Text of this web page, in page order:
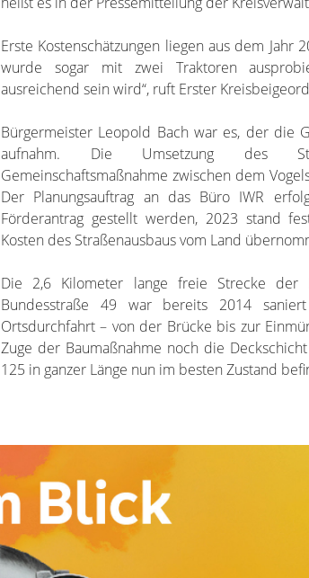
Erste Kostenschätzungen liegen aus dem Jahr
wurde sogar mit zwei Traktoren
ausreichend sein wird“, ruft Erster
Bürgermeister Leopold Bach war es, der die
aufnahm. Die Umsetzung des
Gemeinschaftsmaßnahme zwischen dem
Der Planungsauftrag an das Büro IWR
Förderantrag gestellt werden, 2023 stand
Kosten des Straßenausbaus vom Land
Die 2,6 Kilometer lange freie Strecke der
Bundesstraße 49 war bereits 2014
Ortsdurchfahrt – von der Brücke bis zur
Zuge der Baumaßnahme noch die
125 in ganzer Länge nun im besten Zustand